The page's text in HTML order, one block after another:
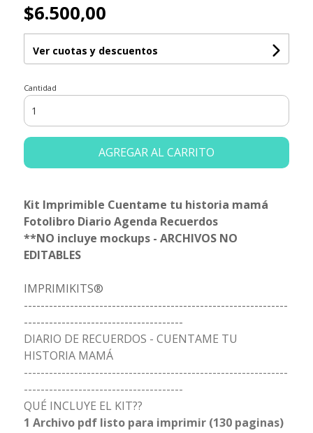
$6.500,00
Ver cuotas y descuentos
Cantidad
AGREGAR AL CARRITO
Kit Imprimible Cuentame tu historia mamá
Fotolibro Diario Agenda Recuerdos
**NO incluye mockups - ARCHIVOS NO
EDITABLES
IMPRIMIKITS®
---------------------------------------------------------------
--------------------------------------
DIARIO DE RECUERDOS - CUENTAME TU
HISTORIA MAMÁ
---------------------------------------------------------------
--------------------------------------
QUÉ INCLUYE EL KIT??
1 Archivo pdf listo para imprimir (130 paginas)